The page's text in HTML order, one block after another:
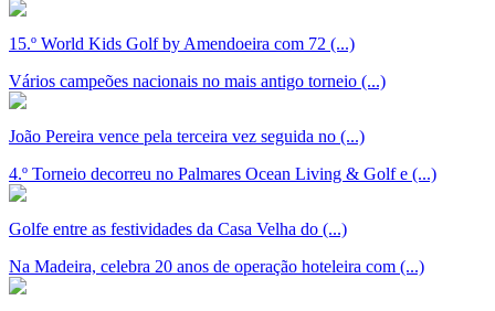
15.º World Kids Golf by Amendoeira com 72 (...)
Vários campeões nacionais no mais antigo torneio (...)
João Pereira vence pela terceira vez seguida no (...)
4.º Torneio decorreu no Palmares Ocean Living & Golf e (...)
Golfe entre as festividades da Casa Velha do (...)
Na Madeira, celebra 20 anos de operação hoteleira com (...)